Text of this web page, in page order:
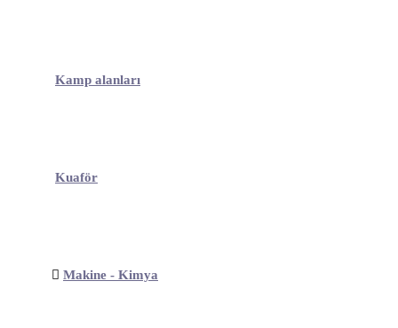
Kamp alanları
Kuaför
Makine - Kimya